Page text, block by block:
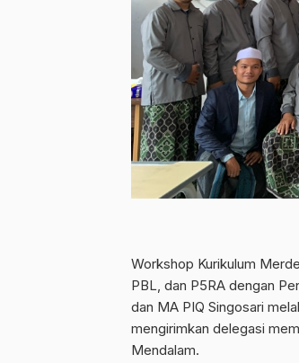
Workshop Kurikulum
PBL, dan P5RA dengan
dan MA PIQ Singosari
mengirimkan delegasi
Mendalam.